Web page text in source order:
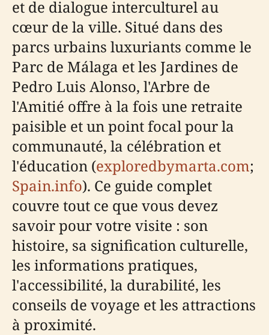
et de dialogue interculturel au
cœur de la ville. Situé dans des
parcs urbains luxuriants comme le
Parc de Málaga et les Jardines de
Pedro Luis Alonso, l'Arbre de
l'Amitié offre à la fois une retraite
paisible et un point focal pour la
communauté, la célébration et
l'éducation (exploredbymarta.com;
Spain.info). Ce guide complet
couvre tout ce que vous devez
savoir pour votre visite : son
histoire, sa signification culturelle,
les informations pratiques,
l'accessibilité, la durabilité, les
conseils de voyage et les attractions
à proximité.